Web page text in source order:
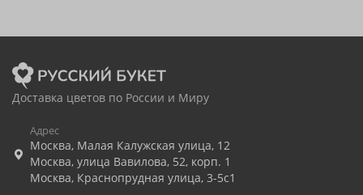
Доставка цветов по России и Миру
Адрес
Москва, Малая Калужская улица, 12
Москва, улица Вавилова, 52, корп. 1
Москва, Краснопрудная улица, 3-5с1